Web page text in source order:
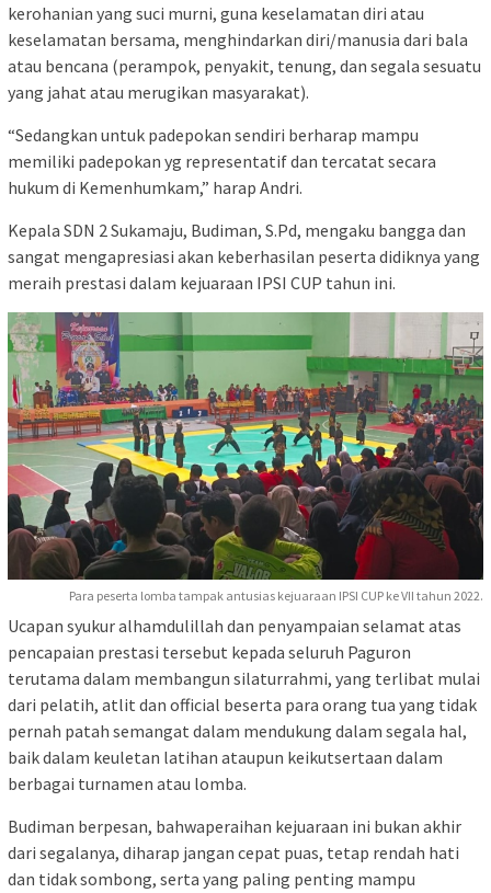
kerohanian yang suci murni, guna keselamatan diri atau
keselamatan bersama, menghindarkan diri/manusia dari bala
atau bencana (perampok, penyakit, tenung, dan segala sesuatu
yang jahat atau merugikan masyarakat).
“Sedangkan untuk padepokan sendiri berharap mampu
memiliki padepokan yg representatif dan tercatat secara
hukum di Kemenhumkam,” harap Andri.
Kepala SDN 2 Sukamaju, Budiman, S.Pd, mengaku bangga dan
sangat mengapresiasi akan keberhasilan peserta didiknya yang
meraih prestasi dalam kejuaraan IPSI CUP tahun ini.
Para peserta lomba tampak antusias kejuaraan IPSI CUP ke VII tahun 2022.
Ucapan syukur alhamdulillah dan penyampaian selamat atas
pencapaian prestasi tersebut kepada seluruh Paguron
terutama dalam membangun silaturrahmi, yang terlibat mulai
dari pelatih, atlit dan official beserta para orang tua yang tidak
pernah patah semangat dalam mendukung dalam segala hal,
baik dalam keuletan latihan ataupun keikutsertaan dalam
berbagai turnamen atau lomba.
Budiman berpesan, bahwaperaihan kejuaraan ini bukan akhir
dari segalanya, diharap jangan cepat puas, tetap rendah hati
dan tidak sombong, serta yang paling penting mampu